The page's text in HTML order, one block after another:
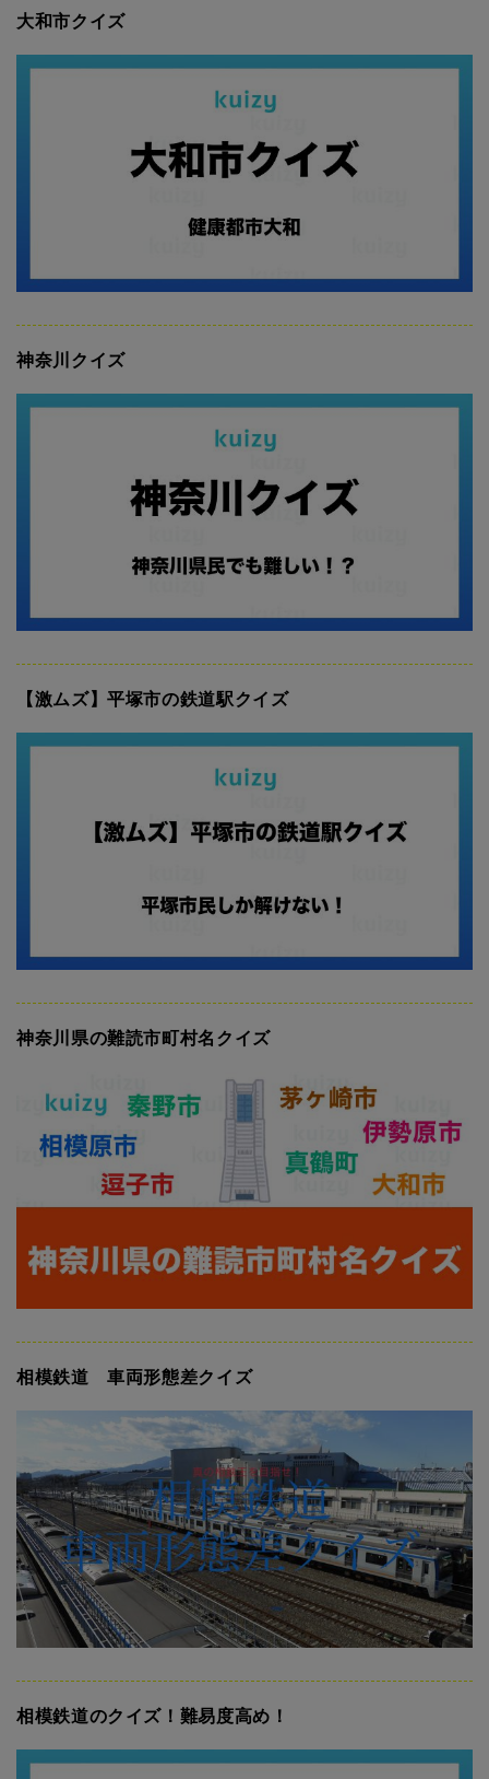
大和市クイズ
神奈川クイズ
【激ムズ】平塚市の鉄道駅クイズ
神奈川県の難読市町村名クイズ
相模鉄道 車両形態差クイズ
相模鉄道のクイズ！難易度高め！